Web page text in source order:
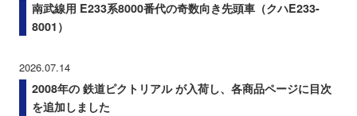
南武線用 E233系8000番代の奇数向き先頭車（クハE233-
8001）
2026.07.14
2008年の 鉄道ピクトリアル が入荷し、各商品ページに目次
を追加しました